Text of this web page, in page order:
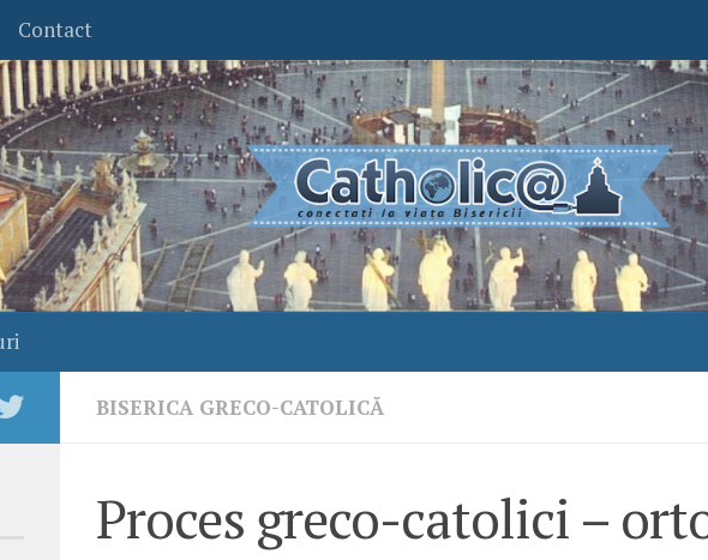
Contact
BISERICA GRECO-CATOLICĂ
Proces greco-catolici –